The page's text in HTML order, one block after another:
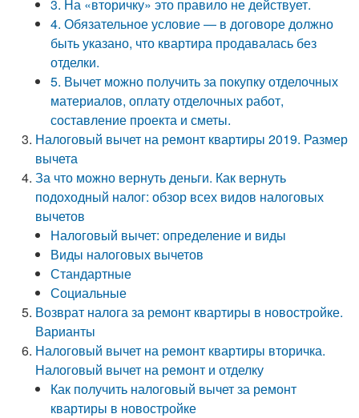
3. На «вторичку» это правило не действует.
4. Обязательное условие — в договоре должно
быть указано, что квартира продавалась без
отделки.
5. Вычет можно получить за покупку отделочных
материалов, оплату отделочных работ,
составление проекта и сметы.
Налоговый вычет на ремонт квартиры 2019. Размер
вычета
За что можно вернуть деньги. Как вернуть
подоходный налог: обзор всех видов налоговых
вычетов
Налоговый вычет: определение и виды
Виды налоговых вычетов
Стандартные
Социальные
Возврат налога за ремонт квартиры в новостройке.
Варианты
Налоговый вычет на ремонт квартиры вторичка.
Налоговый вычет на ремонт и отделку
Как получить налоговый вычет за ремонт
квартиры в новостройке